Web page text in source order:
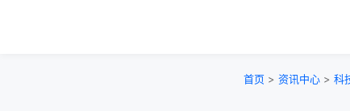
首页 > 资讯中心 > 科